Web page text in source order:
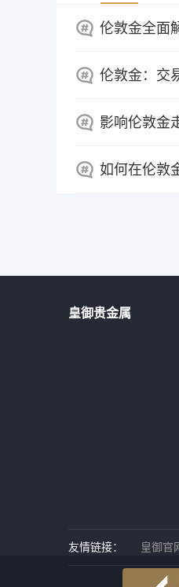
伦敦金全面
伦敦金：交
影响伦敦金
如何在伦敦
皇御贵金属
友情链接： 皇御官